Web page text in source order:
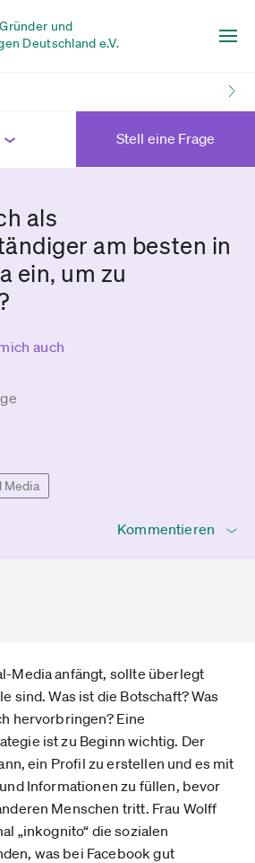
und
Deutschland e.V.
Stell eine Frage
als
am besten in
ein, um zu
auch
Media
Kommentieren
Media anfängt, sollte überlegt
sind. Was ist die Botschaft? Was
hervorbringen? Eine
ist zu Beginn wichtig. Der
ein Profil zu erstellen und es mit
Informationen zu füllen, bevor
Menschen tritt. Frau Wolff
„inkognito“ die sozialen
was bei Facebook gut